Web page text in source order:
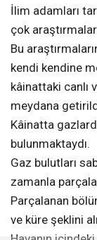
İlim adamları
çok araştırmalar
Bu
kendi kendine
kâinattaki canlı
meydana
Kâinatta
bulunmaktaydı.
Gaz bulutları
zamanla
Parçalanan
ve küre şeklini